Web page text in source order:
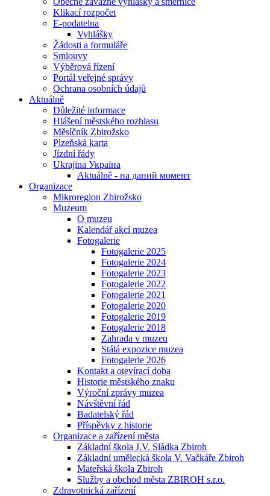
Klikací rozpočet
E-podatelna
Vyhlášky
Žádosti a formuláře
Smlouvy
Výběrová řízení
Portál veřejné správy
Ochrana osobních údajů
Aktuálně
Důležité informace
Hlášení městského rozhlasu
Měsíčník Zbirožsko
Plzeňská karta
Jízdní řády
Ukrajina Україна
Aktuálně - на даний момент
Organizace
Mikroregion Zbirožsko
Muzeum
O muzeu
Kalendář akcí muzea
Fotogalerie
Fotogalerie 2025
Fotogalerie 2024
Fotogalerie 2023
Fotogalerie 2022
Fotogalerie 2021
Fotogalerie 2020
Fotogalerie 2019
Fotogalerie 2018
Zahrada v muzeu
Stálá expozice muzea
Fotogalerie 2026
Kontakt a otevírací doba
Historie městského znaku
Výroční zprávy muzea
Návštěvní řád
Badatelský řád
Příspěvky z historie
Organizace a zařízení města
Základní škola J.V. Sládka Zbiroh
Základní umělecká škola V. Vačkáře Zbiroh
Mateřská škola Zbiroh
Služby a obchod města ZBIROH s.r.o.
Zdravotnická zařízení